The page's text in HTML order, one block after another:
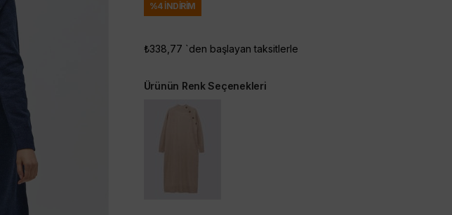
%4İNDIRIM
₺338,77 `den başlayan taksitlerle
Ürünün Renk Seçenekleri